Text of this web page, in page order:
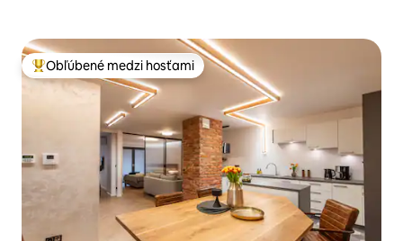
Najobľúbenejšie medzi hosťami
Obľúbené medzi hosťami